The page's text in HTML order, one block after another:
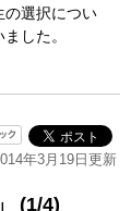
の選択につい
した。
年3月19日更新
(1/4)